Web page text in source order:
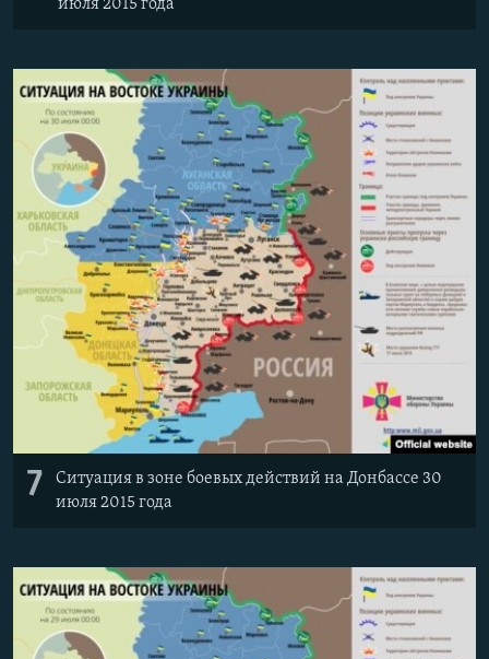
июля 2015 года
7
Ситуация в зоне боевых действий на Донбассе 30
июля 2015 года